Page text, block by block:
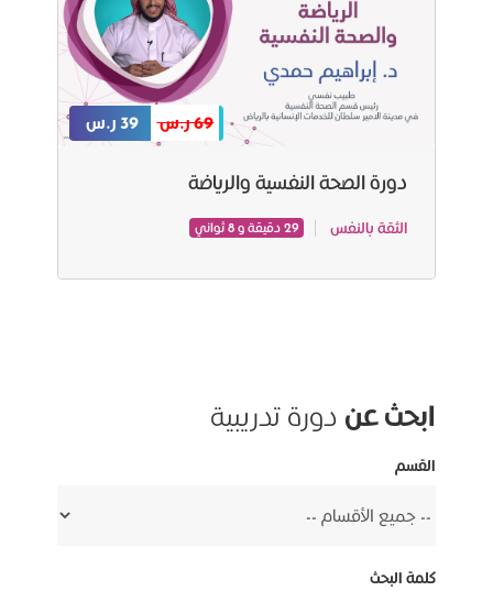
69 ر.س 39 ر.س
دورة الصحة النفسية والرياضة
الثقة بالنفس 29 دقيقة و 8 ثواني
ابحث عن دورة تدريبية
القسم
كلمة البحث